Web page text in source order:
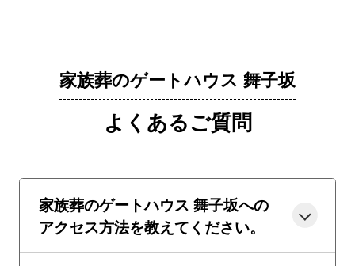
家族葬のゲートハウス 舞子坂
よくあるご質問
家族葬のゲートハウス 舞子坂への
アクセス方法を教えてください。